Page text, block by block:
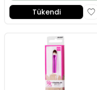
Tükendi